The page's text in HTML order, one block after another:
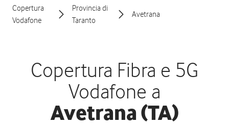
Copertura
Vodafone
Provincia di
Taranto
Avetrana
Copertura Fibra e 5G
Vodafone a
Avetrana (TA)